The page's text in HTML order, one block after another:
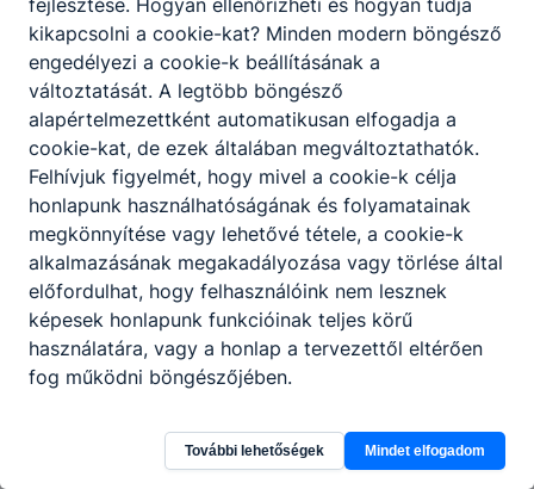
Szegedi SZC Gábor Dénes Technikum és
Szakgimnázium
6724 Szeged, Mars tér 14.
fejlesztése. Hogyan ellenőrizheti és hogyan tudja
kikapcsolni a cookie-kat? Minden modern böngésző
engedélyezi a cookie-k beállításának a
változtatását. A legtöbb böngésző
alapértelmezettként automatikusan elfogadja a
cookie-kat, de ezek általában megváltoztathatók.
Felhívjuk figyelmét, hogy mivel a cookie-k célja
honlapunk használhatóságának és folyamatainak
megkönnyítése vagy lehetővé tétele, a cookie-k
alkalmazásának megakadályozása vagy törlése által
előfordulhat, hogy felhasználóink nem lesznek
képesek honlapunk funkcióinak teljes körű
használatára, vagy a honlap a tervezettől eltérően
fog működni böngészőjében.
További lehetőségek Mindet elfogadom